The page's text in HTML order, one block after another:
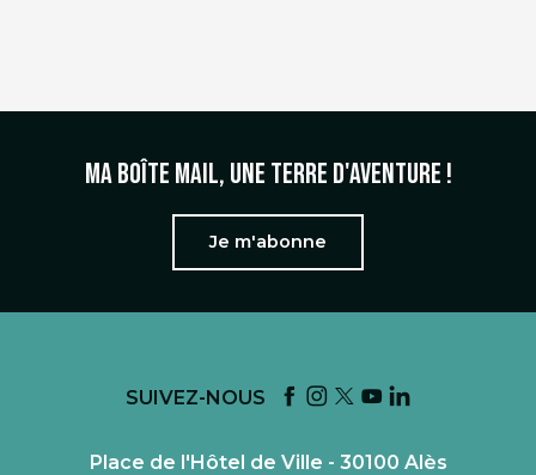
Ma boîte mail, une terre d'aventure !
Je m'abonne
SUIVEZ-NOUS
Place de l'Hôtel de Ville - 30100 Alès